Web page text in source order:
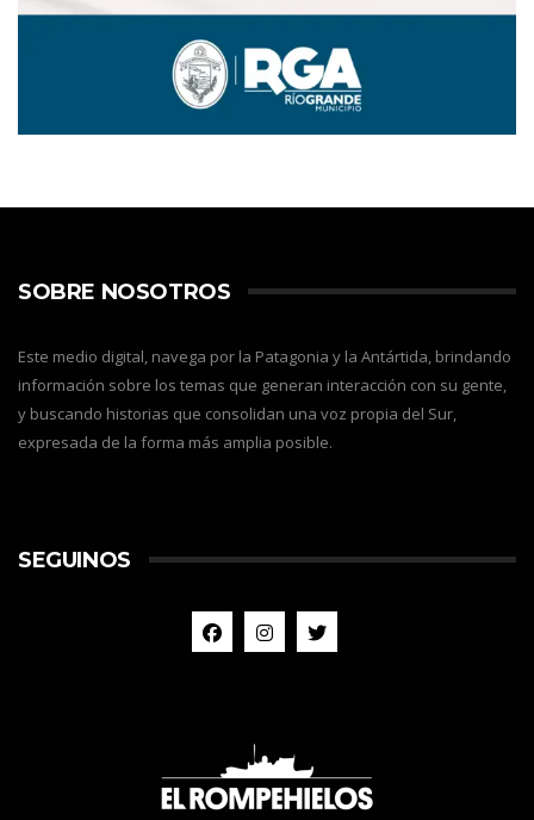
SOBRE NOSOTROS
Este medio digital, navega por la Patagonia y la Antártida, brindando
información sobre los temas que generan interacción con su gente,
y buscando historias que consolidan una voz propia del Sur,
expresada de la forma más amplia posible.
SEGUINOS